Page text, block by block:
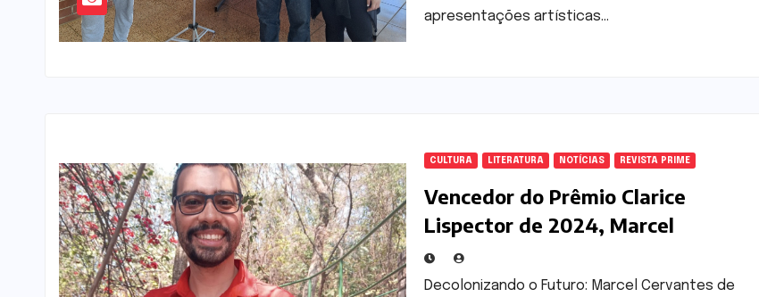
apresentações artísticas…
CULTURA LITERATURA NOTÍCIAS REVISTA PRIME
Vencedor do Prêmio Clarice
Lispector de 2024, Marcel
Cervantes de Oliveira propõe uma
Revolução Decolonial na obra
Decolonizando o Futuro: Marcel Cervantes de